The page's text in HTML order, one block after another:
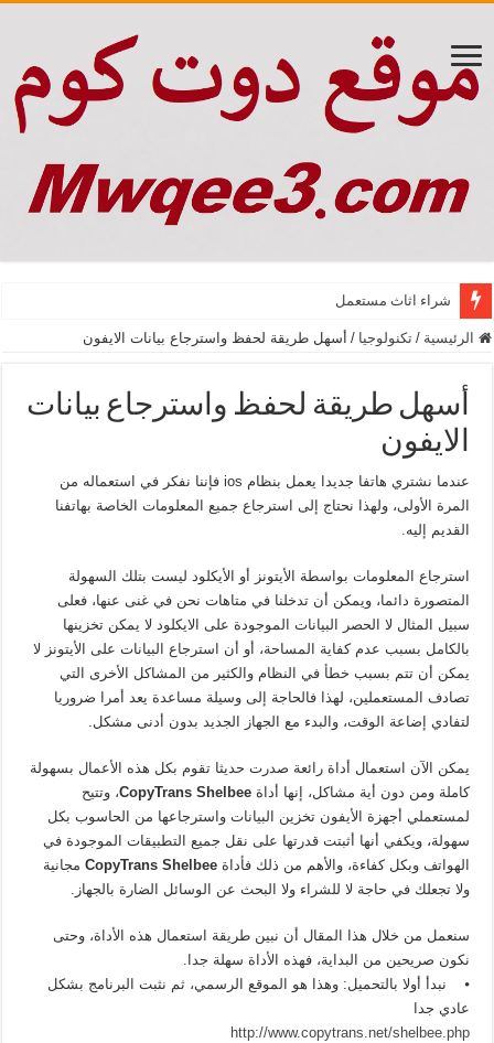
شراء اثاث مستعمل
الرئيسية / تكنولوجيا / أسهل طريقة لحفظ واسترجاع بيانات الايفون
أسهل طريقة لحفظ واسترجاع بيانات
الايفون
عندما نشتري هاتفا جديدا يعمل بنظام ios فإننا نفكر في استعماله من
المرة الأولى، ولهذا نحتاج إلى استرجاع جميع المعلومات الخاصة بهاتفنا
القديم إليه.
استرجاع المعلومات بواسطة الأيتونز أو الأيكلود ليست بتلك السهولة
المتصورة دائما، ويمكن أن تدخلنا في متاهات نحن في غنى عنها، فعلى
سبيل المثال لا الحصر البيانات الموجودة على الايكلود لا يمكن تخزينها
بالكامل بسبب عدم كفاية المساحة، أو أن استرجاع البيانات على الأيتونز لا
يمكن أن تتم بسبب خطأ في النظام والكثير من المشاكل الأخرى التي
تصادف المستعملين، لهذا فالحاجة إلى وسيلة مساعدة يعد أمرا ضروريا
لتفادي إضاعة الوقت، والبدء مع الجهاز الجديد بدون أدنى مشكل.
يمكن الآن استعمال أداة رائعة صدرت حديثا تقوم بكل هذه الأعمال بسهولة
كاملة ومن دون أية مشاكل، إنها أداةCopyTrans Shelbee، وتتيح
لمستعملي أجهزة الأيفون تخزين البيانات واسترجاعها من الحاسوب بكل
سهولة، ويكفي أنها أثبتت قدرتها على نقل جميع التطبيقات الموجودة في
الهواتف وبكل كفاءة، والأهم من ذلك فأداةCopyTrans Shelbee مجانية
ولا تجعلك في حاجة لا للشراء ولا البحث عن الوسائل الضارة بالجهاز.
سنعمل من خلال هذا المقال أن نبين طريقة استعمال هذه الأداة، وحتى
نكون صريحين من البداية، فهذه الأداة سهلة جدا.
⦁ نبدأ أولا بالتحميل: وهذا هو الموقع الرسمي، ثم نثبت البرنامج بشكل
عادي جدا
http://www.copytrans.net/shelbee.php